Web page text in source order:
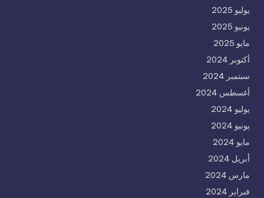
يوليو 2025
يونيو 2025
مايو 2025
أكتوبر 2024
سبتمبر 2024
أغسطس 2024
يوليو 2024
يونيو 2024
مايو 2024
أبريل 2024
مارس 2024
فبراير 2024